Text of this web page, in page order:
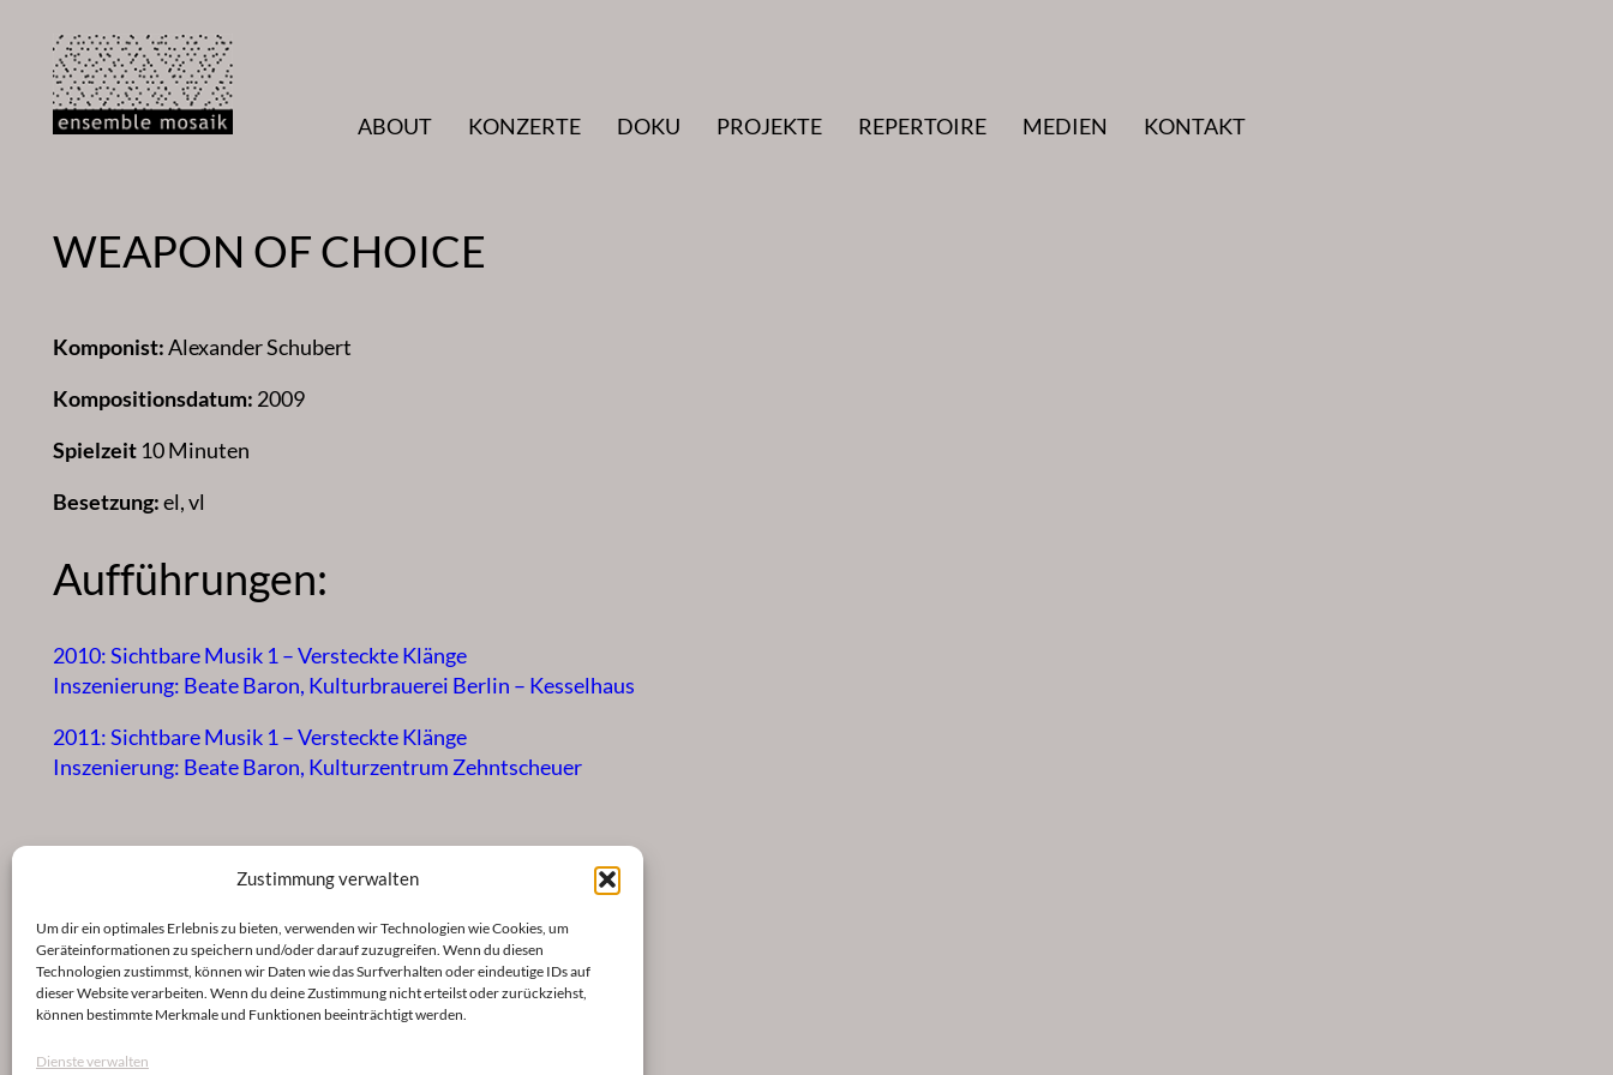
Zustimmung verwalten
Um dir ein optimales Erlebnis zu bieten, verwenden wir Technologien wie Cookies, um
Geräteinformationen zu speichern und/oder darauf zuzugreifen. Wenn du diesen
Technologien zustimmst, können wir Daten wie das Surfverhalten oder eindeutige IDs auf
dieser Website verarbeiten. Wenn du deine Zustimmung nicht erteilst oder zurückziehst,
können bestimmte Merkmale und Funktionen beeinträchtigt werden.
Dienste verwalten
Inhalt
springen
ABOUT
KONZERTE DOKU PROJEKTE REPERTOIRE MEDIEN KONTAKT
WEAPON OF CHOICE
Komponist:Alexander Schubert
Kompositionsdatum: 2009
Spielzeit 10 Minuten
Besetzung:el, vl
Aufführungen:
2010: Sichtbare Musik 1 – Versteckte Klänge
Inszenierung: Beate Baron, Kulturbrauerei Berlin – Kesselhaus
2011: Sichtbare Musik 1 – Versteckte Klänge
Inszenierung: Beate Baron, Kulturzentrum Zehntscheuer